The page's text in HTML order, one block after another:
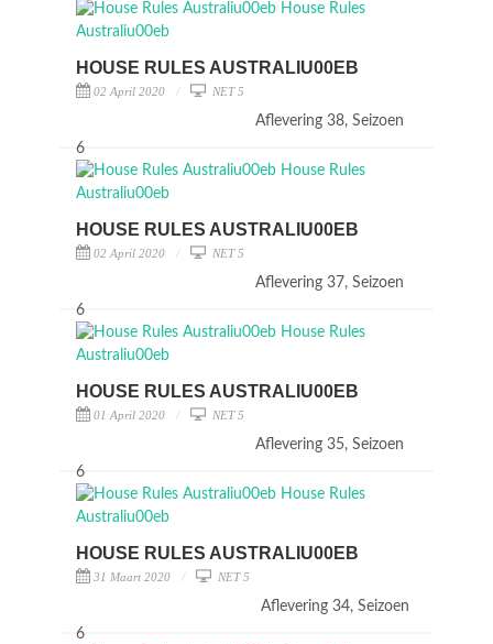
HOUSE RULES AUSTRALIU00EB
02 April 2020 NET 5
Aflevering 38, Seizoen
6
HOUSE RULES AUSTRALIU00EB
02 April 2020 NET 5
Aflevering 37, Seizoen
6
HOUSE RULES AUSTRALIU00EB
01 April 2020 NET 5
Aflevering 35, Seizoen
6
HOUSE RULES AUSTRALIU00EB
31 Maart 2020 NET 5
Aflevering 34, Seizoen
6